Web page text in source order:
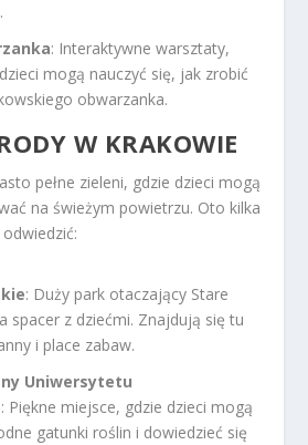
: Interaktywne warsztaty,
mogą nauczyć się, jak zrobić
obwarzanka.
W KRAKOWIE
pełne zieleni, gdzie dzieci mogą
na świeżym powietrzu. Oto kilka
: Duży park otaczający Stare
spacer z dziećmi. Znajdują się tu
i place zabaw.
Uniwersytetu
: Piękne miejsce, gdzie dzieci mogą
gatunki roślin i dowiedzieć się